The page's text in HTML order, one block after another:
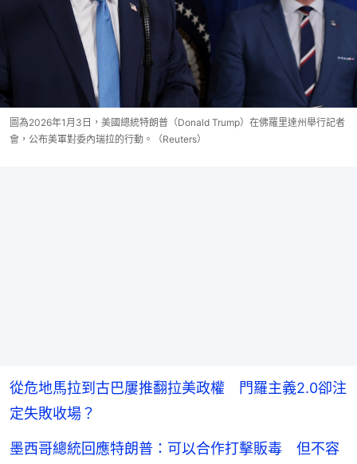
圖為2026年1月3日，美國總統特朗普（Donald Trump）在佛羅里達州舉行記者
會，公布美軍對委內瑞拉的行動。（Reuters）
從危地馬拉到古巴屢推翻拉美政權 門羅主義2.0卻注
定失敗收場？
墨西哥總統回應特朗普：可以合作打擊販毒 但不容